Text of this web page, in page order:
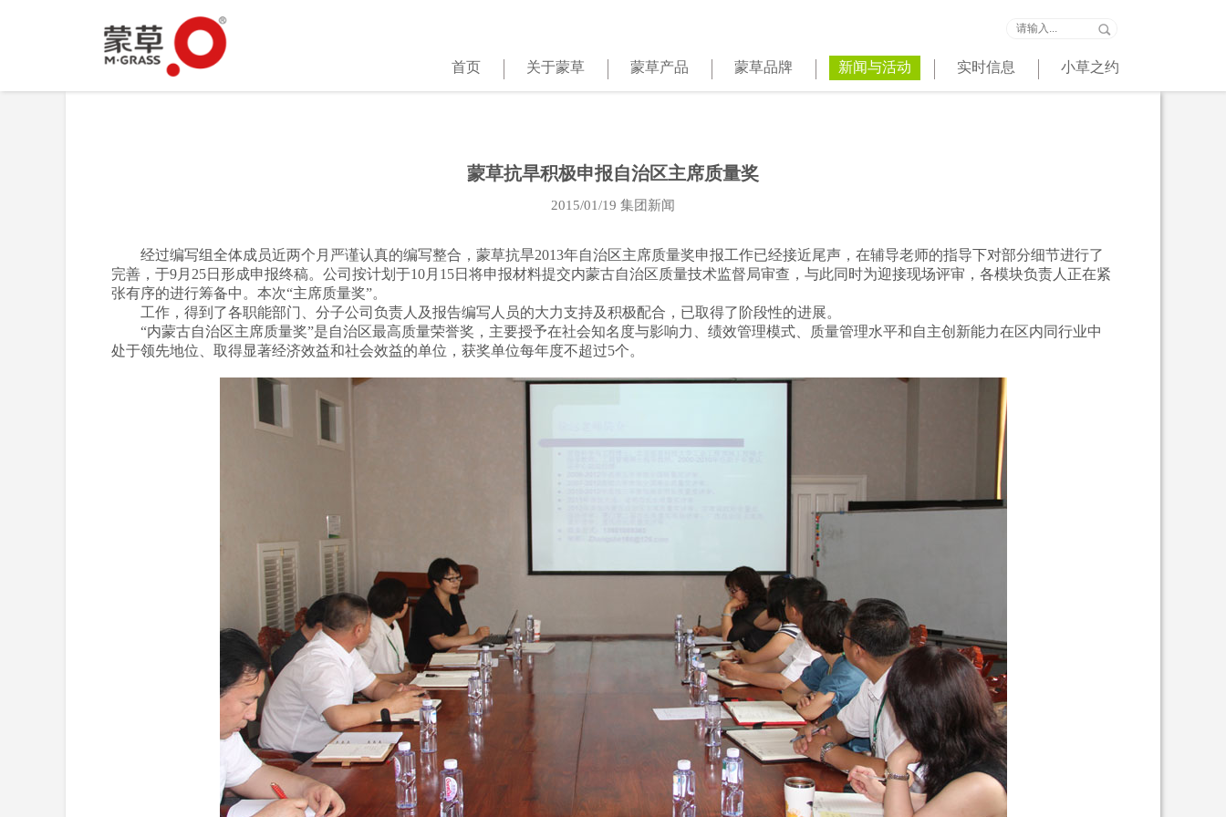
首页 关于蒙草 蒙草产品 蒙草品牌 新闻与活动 实时信息 小草之约
蒙草抗旱积极申报自治区主席质量奖
2015/01/19 集团新闻
经过编写组全体成员近两个月严谨认真的编写整合，蒙草抗旱2013年自治区主席质量奖申报工作已经接近尾声，在辅导老师的指导下对部分细节进行了
完善，于9月25日形成申报终稿。公司按计划于10月15日将申报材料提交内蒙古自治区质量技术监督局审查，与此同时为迎接现场评审，各模块负责人正在紧
张有序的进行筹备中。本次“主席质量奖”。
工作，得到了各职能部门、分子公司负责人及报告编写人员的大力支持及积极配合，已取得了阶段性的进展。
“内蒙古自治区主席质量奖”是自治区最高质量荣誉奖，主要授予在社会知名度与影响力、绩效管理模式、质量管理水平和自主创新能力在区内同行业中
处于领先地位、取得显著经济效益和社会效益的单位，获奖单位每年度不超过5个。